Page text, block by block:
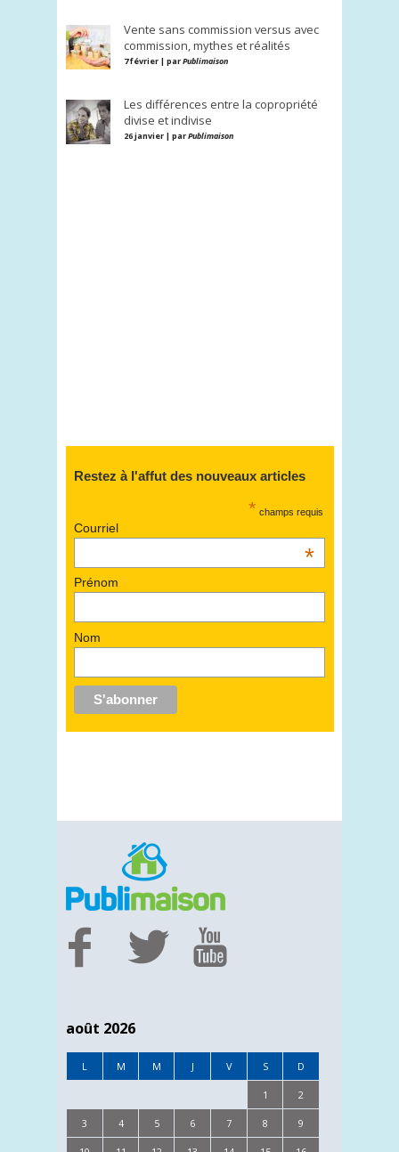
Vente sans commission versus avec
commission, mythes et réalités
7 février | parPublimaison
Les différences entre la copropriété
divise et indivise
26 janvier | parPublimaison
Restez à l'affut des nouveaux articles
* champs requis
Courriel
*
Prénom
Nom
août 2026
L M M J V S D
1 2
3 4 5 6 7 8 9